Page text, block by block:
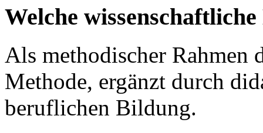
Welche
Als methodischer Rahmen
Methode, ergänzt durch
beruflichen Bildung.